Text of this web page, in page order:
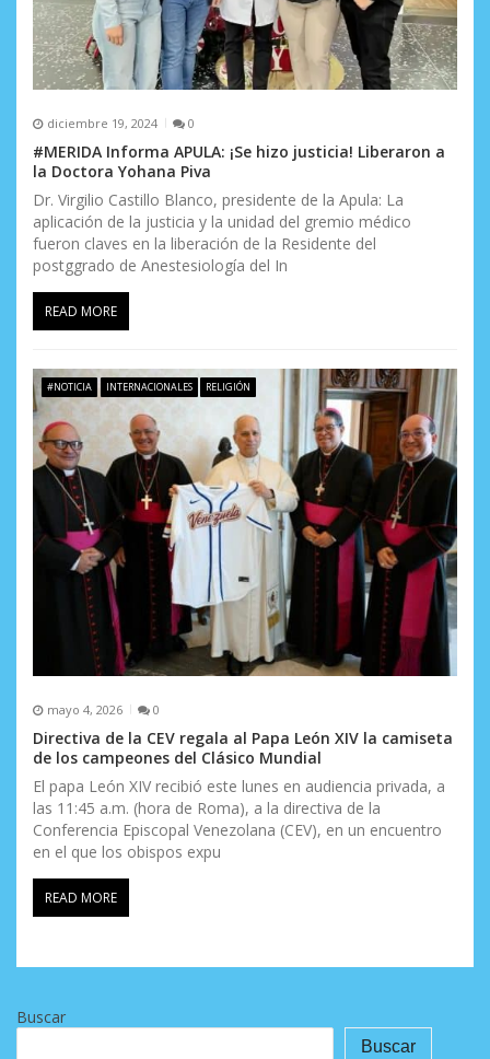
diciembre 19, 2024 0
#MERIDA Informa APULA: ¡Se hizo justicia! Liberaron a
la Doctora Yohana Piva
Dr. Virgilio Castillo Blanco, presidente de la Apula: La
aplicación de la justicia y la unidad del gremio médico
fueron claves en la liberación de la Residente del
postggrado de Anestesiología del In
READ MORE
#NOTICIA INTERNACIONALES RELIGIÓN
mayo 4, 2026 0
Directiva de la CEV regala al Papa León XIV la camiseta
de los campeones del Clásico Mundial
El papa León XIV recibió este lunes en audiencia privada, a
las 11:45 a.m. (hora de Roma), a la directiva de la
Conferencia Episcopal Venezolana (CEV), en un encuentro
en el que los obispos expu
READ MORE
Buscar
Buscar